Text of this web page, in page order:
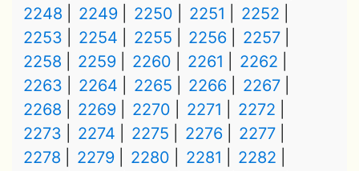
2248
2249 2250 2251
2252
2253
2254 2255 2256
2257
2258
2259 2260 2261
2262
2263
2264 2265 2266
2267
2268
2269 2270 2271
2272
2273
2274 2275 2276
2277
2278
2279 2280 2281
2282